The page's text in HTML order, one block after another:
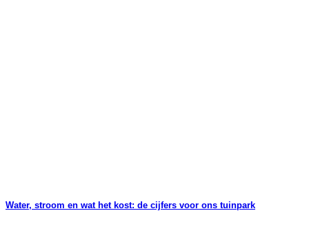
Water, stroom en wat het kost: de cijfers voor ons tuinpark